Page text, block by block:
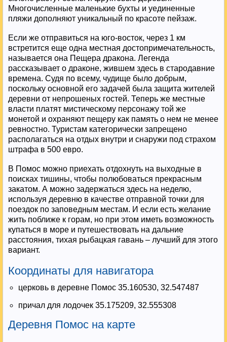
Многочисленные маленькие бухты и уединенные
пляжи дополняют уникальный по красоте пейзаж.
Если же отправиться на юго-восток, через 1 км
встретится еще одна местная достопримечательность,
называется она Пещера дракона. Легенда
рассказывает о драконе, жившем здесь в стародавние
времена. Судя по всему, чудище было добрым,
поскольку основной его задачей была защита жителей
деревни от непрошеных гостей. Теперь же местные
власти платят мистическому персонажу той же
монетой и охраняют пещеру как память о нем не менее
ревностно. Туристам категорически запрещено
располагаться на отдых внутри и снаружи под страхом
штрафа в 500 евро.
В Помос можно приехать отдохнуть на выходные в
поисках тишины, чтобы полюбоваться прекрасным
закатом. А можно задержаться здесь на неделю,
используя деревню в качестве отправной точки для
поездок по заповедным местам. И если есть желание
жить поближе к горам, но при этом иметь возможность
купаться в море и путешествовать на дальние
расстояния, тихая рыбацкая гавань – лучший для этого
вариант.
Координаты для навигатора
церковь в деревне Помос 35.160530, 32.547487
причал для лодочек 35.175209, 32.555308
Деревня Помос на карте